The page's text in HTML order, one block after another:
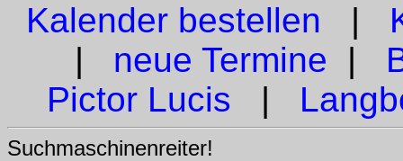
Kalender bestellen |
| neue Termine |
Pictor Lucis |
Suchmaschinenreiter!